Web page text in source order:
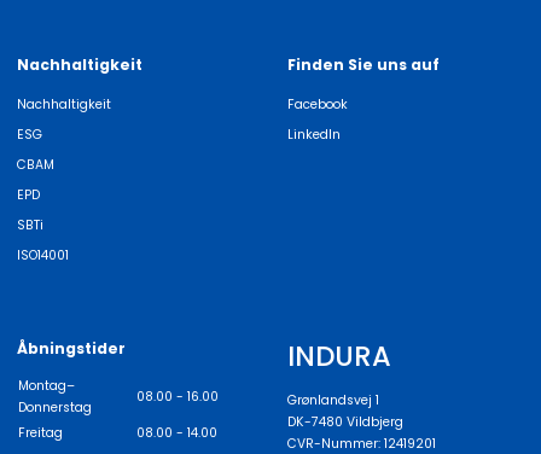
Nachhaltigkeit
Nachhaltigkeit
ESG
CBAM
EPD
SBTi
ISO14001
Finden Sie uns auf
Facebook
LinkedIn
Åbningstider
Montag–
Donnerstag
08.00 - 16.00
Freitag
08.00 - 14.00
INDURA
Grønlandsvej 1
DK-7480 Vildbjerg
CVR-Nummer: 12419201